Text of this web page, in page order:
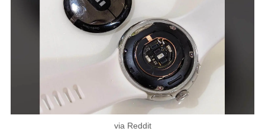
via Reddit